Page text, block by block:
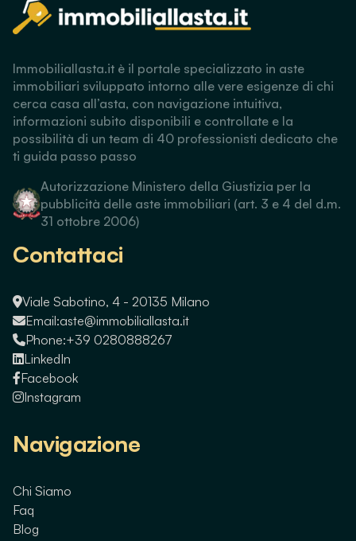
Immobiliallasta.it è il portale specializzato in aste
immobiliari sviluppato intorno alle vere esigenze di chi
cerca casa all’asta, con navigazione intuitiva,
informazioni subito disponibili e controllate e la
possibilità di un team di 40 professionisti dedicato che
ti guida passo passo
Autorizzazione Ministero della Giustizia per la
pubblicità delle aste immobiliari (art. 3 e 4 del d.m.
31 ottobre 2006)
Contattaci
Viale Sabotino, 4 - 20135 Milano
Email:aste@immobiliallasta.it
Phone:+39 0280888267
LinkedIn
Facebook
Instagram
Navigazione
Chi Siamo
Faq
Blog